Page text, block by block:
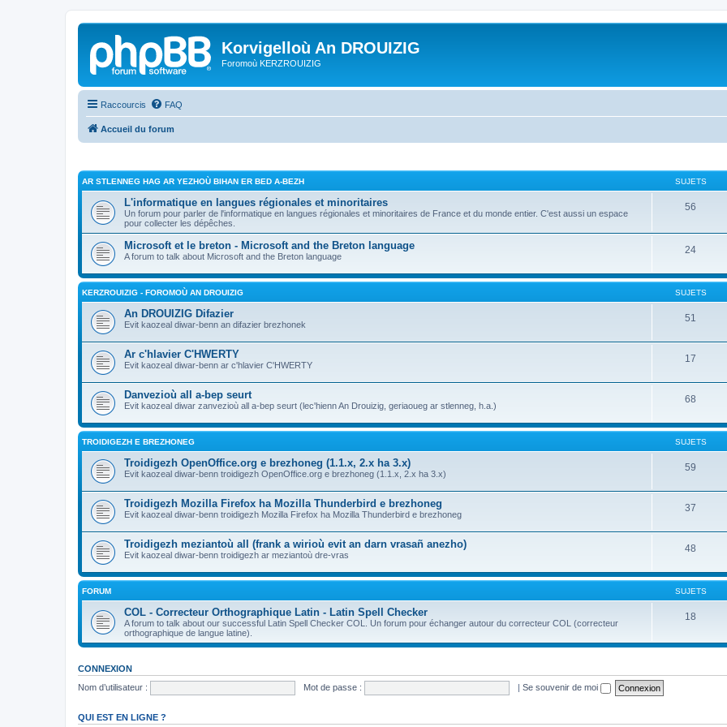
Korvigelloù An DROUIZIG
Foromoù KERZROUIZIG
Raccourcis FAQ
Accueil du forum
AR STLENNEG HAG AR YEZHOÙ BIHAN ER BED A-BEZH SUJETS
L'informatique en langues régionales et minoritaires
Un forum pour parler de l'informatique en langues régionales et minoritaires de France et du monde entier. C'est aussi un espace
pour collecter les dépêches.
56
Microsoft et le breton - Microsoft and the Breton language
A forum to talk about Microsoft and the Breton language
24
KERZROUIZIG - FOROMOÙ AN DROUIZIG SUJETS
An DROUIZIG Difazier
Evit kaozeal diwar-benn an difazier brezhonek
51
Ar c'hlavier C'HWERTY
Evit kaozeal diwar-benn ar c'hlavier C'HWERTY
17
Danvezioù all a-bep seurt
Evit kaozeal diwar zanvezioù all a-bep seurt (lec'hienn An Drouizig, geriaoueg ar stlenneg, h.a.)
68
TROIDIGEZH E BREZHONEG SUJETS
Troidigezh OpenOffice.org e brezhoneg (1.1.x, 2.x ha 3.x)
Evit kaozeal diwar-benn troidigezh OpenOffice.org e brezhoneg (1.1.x, 2.x ha 3.x)
59
Troidigezh Mozilla Firefox ha Mozilla Thunderbird e brezhoneg
Evit kaozeal diwar-benn troidigezh Mozilla Firefox ha Mozilla Thunderbird e brezhoneg
37
Troidigezh meziantoù all (frank a wirioù evit an darn vrasañ anezho)
Evit kaozeal diwar-benn troidigezh ar meziantoù dre-vras
48
FORUM SUJETS
COL - Correcteur Orthographique Latin - Latin Spell Checker
A forum to talk about our successful Latin Spell Checker COL. Un forum pour échanger autour du correcteur COL (correcteur
orthographique de langue latine).
18
CONNEXION
Nom d’utilisateur :
Mot de passe : | Se souvenir de moi
QUI EST EN LIGNE ?